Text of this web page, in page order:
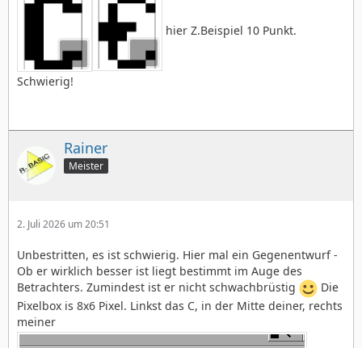
hier Z.Beispiel 10 Punkt.
Schwierig!
Rainer
Meister
2. Juli 2026 um 20:51
Unbestritten, es ist schwierig. Hier mal ein Gegenentwurf -
Ob er wirklich besser ist liegt bestimmt im Auge des
Betrachters. Zumindest ist er nicht schwachbrüstig
Die
Pixelbox is 8x6 Pixel. Linkst das C, in der Mitte deiner, rechts
meiner